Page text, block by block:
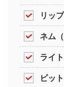
リッ
ネム
ライ
ビッ